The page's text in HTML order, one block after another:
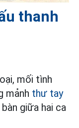
thanh
mối tình
mảnh thư tay
giữa hai ca